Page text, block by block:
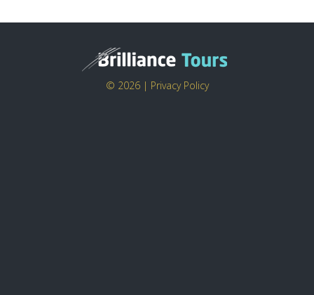
© 2026 | Privacy Policy